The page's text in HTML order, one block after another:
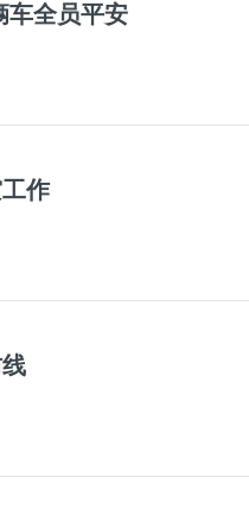
车全员平安
作